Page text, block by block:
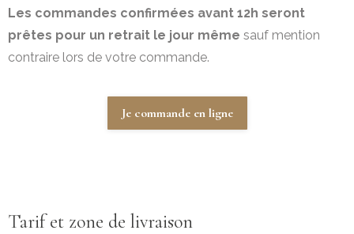
Les commandes confirmées avant 12h seront
prêtes pour un retrait le jour même sauf mention
contraire lors de votre commande.
Je commande en ligne
Tarif et zone de livraison